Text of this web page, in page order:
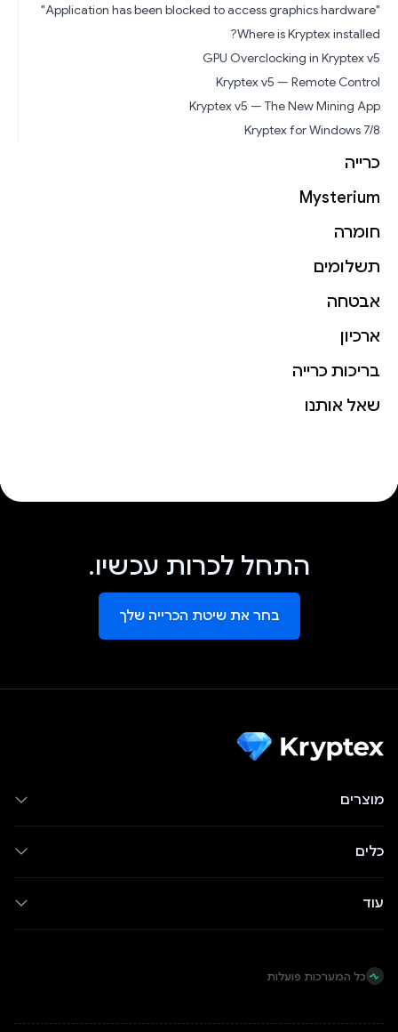
"Application has been blocked to access graphics hardware"
Where is Kryptex installed?
GPU Overclocking in Kryptex v5
Kryptex v5 — Remote Control
Kryptex v5 — The New Mining App
Kryptex for Windows 7/8
כרייה
Mysterium
חומרה
תשלומים
אבטחה
ארכיון
בריכות כרייה
שאל אותנו
התחל לכרות עכשיו.
בחר את שיטת הכרייה שלך
מוצרים
כלים
עוד
כל המערכות פועלות